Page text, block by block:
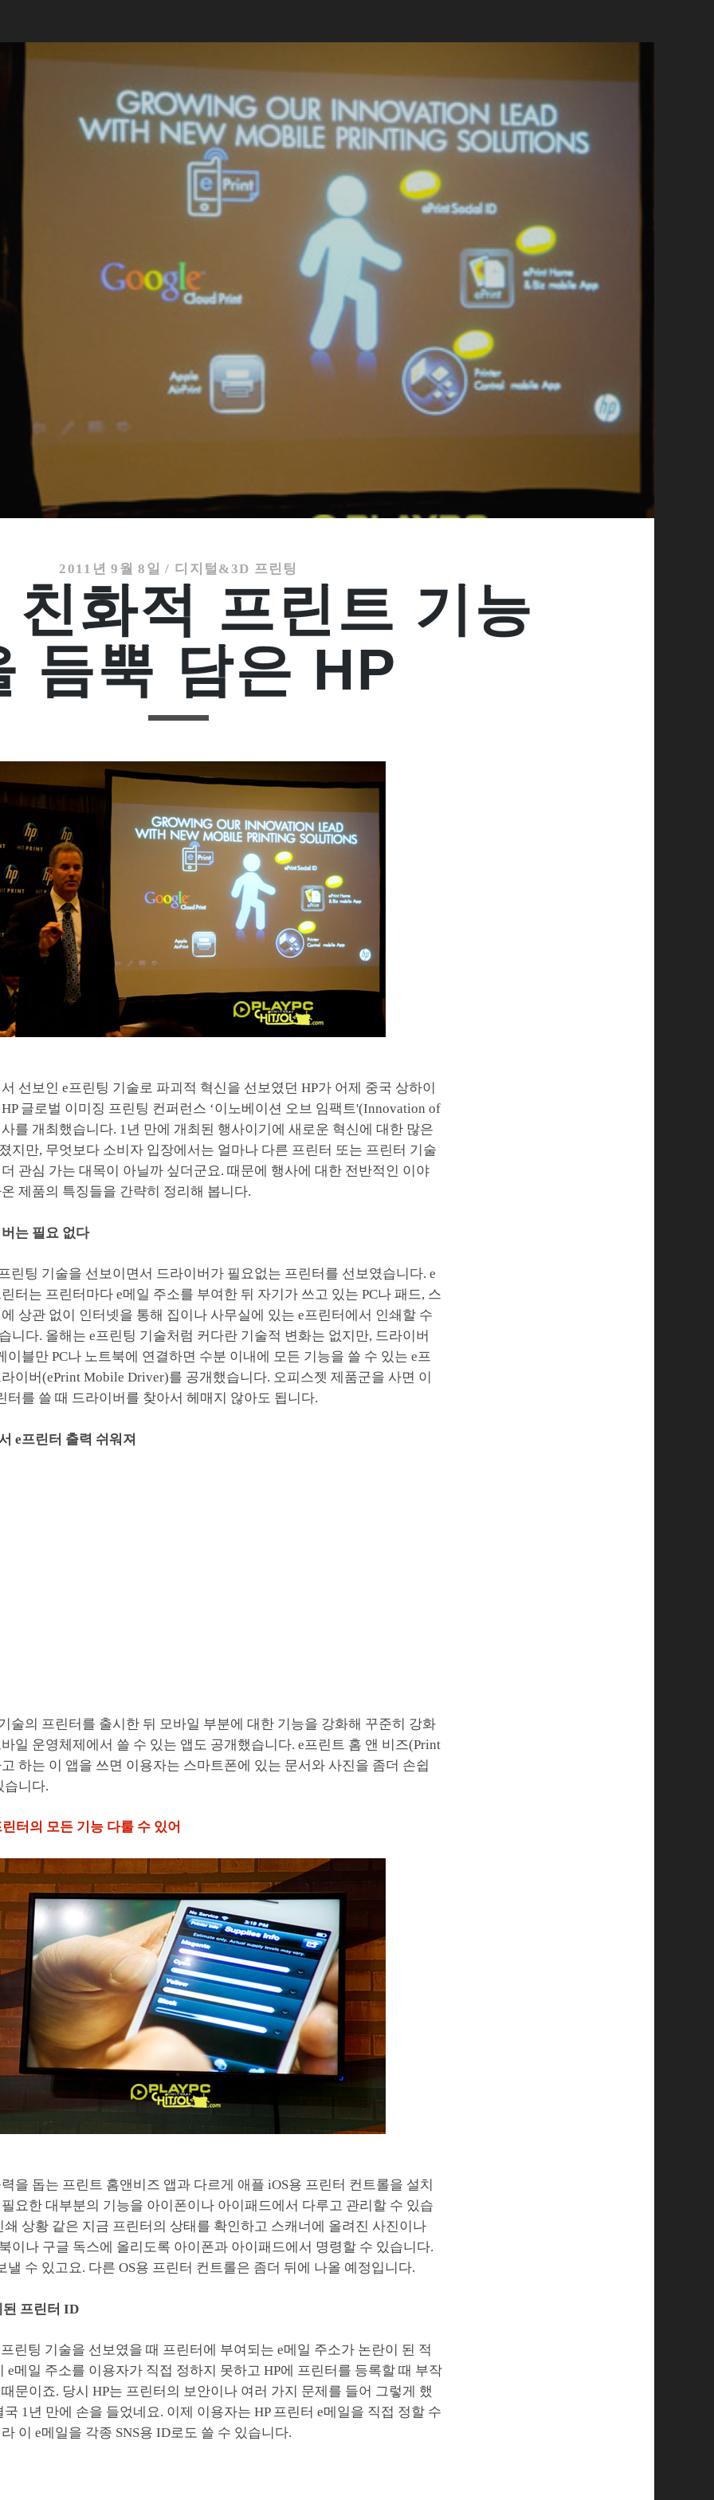
2011년 9월 8일 / 디지털&3D 프린팅
친화적 프린트 기능
듬뿍 담은 HP
선보인 e프린팅 기술로 파괴적 혁신을 선보였던 HP가 어제 중국 상하이
글로벌 이미징 프린팅 컨퍼런스 ‘이노베이션 오브 임팩트'(Innovation of
를 개최했습니다. 1년 만에 개최된 행사이기에 새로운 혁신에 대한 많은
지만, 무엇보다 소비자 입장에서는 얼마나 다른 프린터 또는 프린터 기술
관심 가는 대목이 아닐까 싶더군요. 때문에 행사에 대한 전반적인 이야
제품의 특징들을 간략히 정리해 봅니다.
는 필요 없다
린팅 기술을 선보이면서 드라이버가 필요없는 프린터를 선보였습니다. e
터는 프린터마다 e메일 주소를 부여한 뒤 자기가 쓰고 있는 PC나 패드, 스
상관 없이 인터넷을 통해 집이나 사무실에 있는 e프린터에서 인쇄할 수
니다. 올해는 e프린팅 기술처럼 커다란 기술적 변화는 없지만, 드라이버
이블만 PC나 노트북에 연결하면 수분 이내에 모든 기능을 쓸 수 있는 e프
이버(ePrint Mobile Driver)를 공개했습니다. 오피스젯 제품군을 사면 이
터를 쓸 때 드라이버를 찾아서 헤매지 않아도 됩니다.
e프린터 출력 쉬워져
술의 프린터를 출시한 뒤 모바일 부분에 대한 기능을 강화해 꾸준히 강화
일 운영체제에서 쓸 수 있는 앱도 공개했습니다. e프린트 홈 앤 비즈(Print
하는 이 앱을 쓰면 이용자는 스마트폰에 있는 문서와 사진을 좀더 손쉽
습니다.
터의 모든 기능 다룰 수 있어
을 돕는 프린트 홈앤비즈 앱과 다르게 애플 iOS용 프린터 컨트롤을 설치
요한 대부분의 기능을 아이폰이나 아이패드에서 다루고 관리할 수 있습
쇄 상황 같은 지금 프린터의 상태를 확인하고 스캐너에 올려진 사진이나
이나 구글 독스에 올리도록 아이폰과 아이패드에서 명령할 수 있습니다.
낼 수 있고요. 다른 OS용 프린터 컨트롤은 좀더 뒤에 나올 예정입니다.
프린터 ID
린팅 기술을 선보였을 때 프린터에 부여되는 e메일 주소가 논란이 된 적
e메일 주소를 이용자가 직접 정하지 못하고 HP에 프린터를 등록할 때 부작
문이죠. 당시 HP는 프린터의 보안이나 여러 가지 문제를 들어 그렇게 했
1년 만에 손을 들었네요. 이제 이용자는 HP 프린터 e메일을 직접 정할 수
이 e메일을 각종 SNS용 ID로도 쓸 수 있습니다.